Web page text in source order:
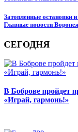
Затопленные остановки
Главные новости
СЕГОДНЯ
В Боброве пройдет
«Играй, гармонь!»